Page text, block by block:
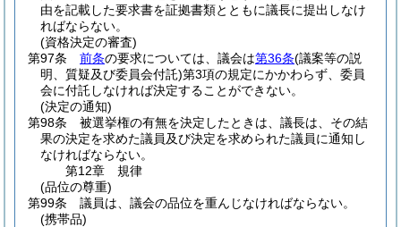
由を記載した要求書を証拠書類とともに議長に提出しなけ
ればならない。
(資格決定の審査)
第97条
前条の要求については、議会は第36条(議案等の説
明、質疑及び委員会付託)第3項の規定にかかわらず、委員
会に付託しなければ決定することができない。
(決定の通知)
第98条
被選挙権の有無を決定したときは、議長は、その結
果の決定を求めた議員及び決定を求められた議員に通知し
なければならない。
第12章
規律
(品位の尊重)
第99条
議員は、議会の品位を重んじなければならない。
(携帯品)